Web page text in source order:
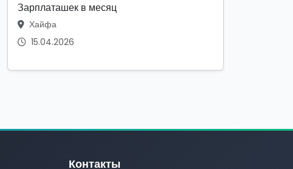
Зарплаташек в месяц
Хайфа
15.04.2026
Контакты